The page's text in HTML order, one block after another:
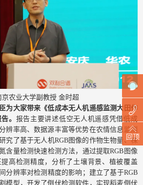
农业大学副教授 金时超
为大家带来《低成本无人机遥感监测大田作
。 报告主要讲述低空无人机遥感凭借低成
辨率高、数据源丰富等优势在农情信息监测
究了基于无人机RGB图像的作物生物量、株
含量检测快速检测方法，通过提取RGB图像
高检测精度，分析了土壤背景、植被覆盖
分辨率对检测精度的影响；建立了基于RGB
模型，开发了倒伏检测软件，实现稻麦倒伏
回顶